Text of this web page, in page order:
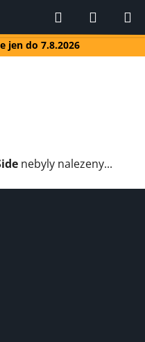
jen do 7.8.2026
Hledat
KOŠÍK
nebyly nalezeny...